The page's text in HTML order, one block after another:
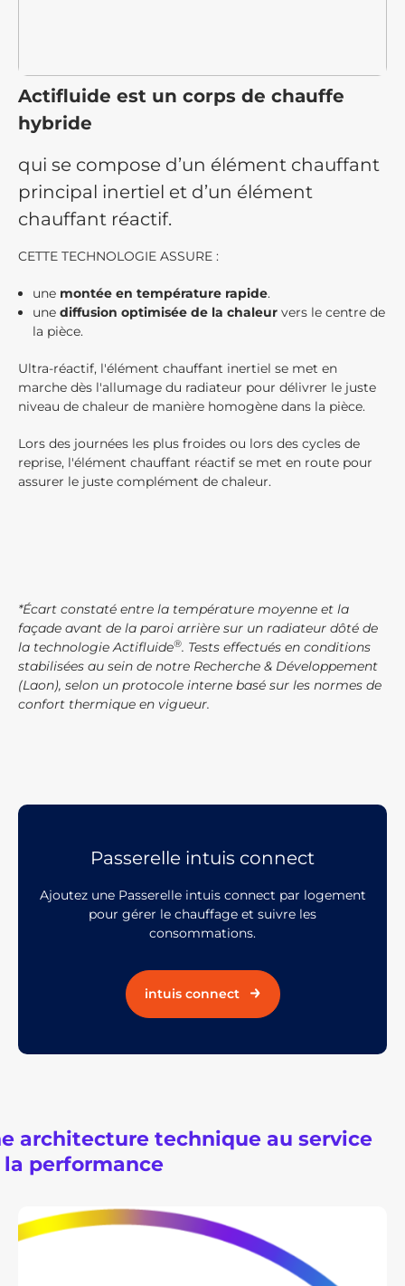
Actifluide est un corps de chauffe
hybride
qui se compose d’un élément chauffant
principal inertiel et d’un élément
chauffant réactif.
CETTE TECHNOLOGIE ASSURE :
une montée en température rapide.
une diffusion optimisée de la chaleur vers le centre de
la pièce.
Ultra-réactif, l'élément chauffant inertiel se met en
marche dès l'allumage du radiateur pour délivrer le juste
niveau de chaleur de manière homogène dans la pièce.
Lors des journées les plus froides ou lors des cycles de
reprise, l'élément chauffant réactif se met en route pour
assurer le juste complément de chaleur.
*Écart constaté entre la température moyenne et la
façade avant de la paroi arrière sur un radiateur dôté de
la technologie Actifluide®. Tests effectués en conditions
stabilisées au sein de notre Recherche & Développement
(Laon), selon un protocole interne basé sur les normes de
confort thermique en vigueur.
Passerelle intuis connect
Ajoutez une Passerelle intuis connect par logement
pour gérer le chauffage et suivre les
consommations.
intuis connect
architecture technique au service
la performance